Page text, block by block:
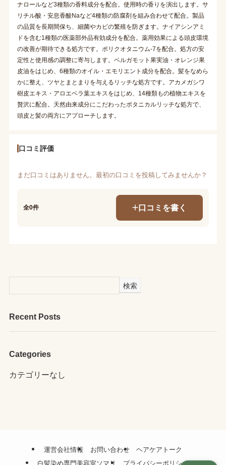
ナロールなど3種類の香料成分を配合。使用時の香りを演出します。サ
リチル酸・安息香酸Naなど4種類の防腐剤を組み合わせて配合。製品
の品質を長期間保ち、細菌やカビの繁殖を防ぎます。ナイアシンアミ
ドを含む1種類の医薬部外品有効成分を配合。薬用効果による頭皮環境
の改善が期待できる処方です。ポリクオタニウム-7を配合。処方の安
定性と使用感の調整に寄与します。ベルガモット果実油・オレンジ果
皮油をはじめ、6種類のオイル・エモリエント成分を配合。髪をなめら
かに整え、ツヤとまとまりを与えるリッチな処方です。アカメガシワ
樹皮エキス・アロエベラ葉エキスをはじめ、14種類もの植物エキスを
贅沢に配合。天然由来成分にこだわったボタニカルリッチな処方で、
頭皮と髪の両方にアプローチします。
口コミ評価
まだ口コミはありません。最初の口コミを投稿してみませんか？
全0件 口コミを書く
検索
Recent Posts
Categories
カテゴリーなし
運営会社情報 お問い合わせ
ヘアケアトーク
白髪染め専門美容室ソマリ
プライバシーポリシー